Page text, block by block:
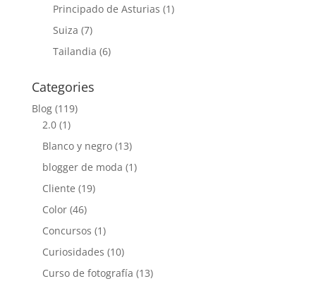
Principado de Asturias (1)
Suiza (7)
Tailandia (6)
Categories
Blog(119)
2.0(1)
Blanco y negro(13)
blogger de moda (1)
Cliente (19)
Color(46)
Concursos (1)
Curiosidades (10)
Curso de fotografía (13)